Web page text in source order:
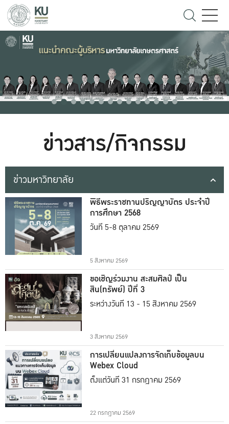
ข่าวสาร/กิจกรรม
ข่าวมหาวิทยาลัย
พิธีพระราชทานปริญญาบัตร ประจำปี
การศึกษา 2568
วันที่ 5-8 ตุลาคม 2569
5 สิงหาคม 2569
ขอเชิญร่วมงาน สะสมศิลป์ เป็น
สิน(ทรัพย์) ปีที่ 3
ระหว่างวันที่ 13 - 15 สิงหาคม 2569
3 สิงหาคม 2569
การเปลี่ยนแปลงการจัดเก็บข้อมูลบน
Webex Cloud
ตั้งแต่วันที่ 31 กรกฎาคม 2569
22 กรกฎาคม 2569